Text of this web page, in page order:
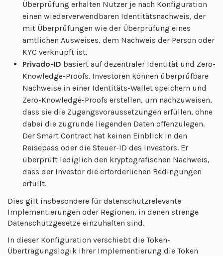
Überprüfung erhalten Nutzer je nach Konfiguration
einen wiederverwendbaren Identitätsnachweis, der
mit Überprüfungen wie der Überprüfung eines
amtlichen Ausweises, dem Nachweis der Person oder
KYC verknüpft ist.
Privado-ID basiert auf dezentraler Identität und Zero-
Knowledge-Proofs. Investoren können überprüfbare
Nachweise in einer Identitäts-Wallet speichern und
Zero-Knowledge-Proofs erstellen, um nachzuweisen,
dass sie die Zugangsvoraussetzungen erfüllen, ohne
dabei die zugrunde liegenden Daten offenzulegen.
Der Smart Contract hat keinen Einblick in den
Reisepass oder die Steuer-ID des Investors. Er
überprüft lediglich den kryptografischen Nachweis,
dass der Investor die erforderlichen Bedingungen
erfüllt.
Dies gilt insbesondere für datenschutzrelevante
Implementierungen oder Regionen, in denen strenge
Datenschutzgesetze einzuhalten sind.
In dieser Konfiguration verschiebt die Token-
Übertragungslogik Ihrer Implementierung die Token